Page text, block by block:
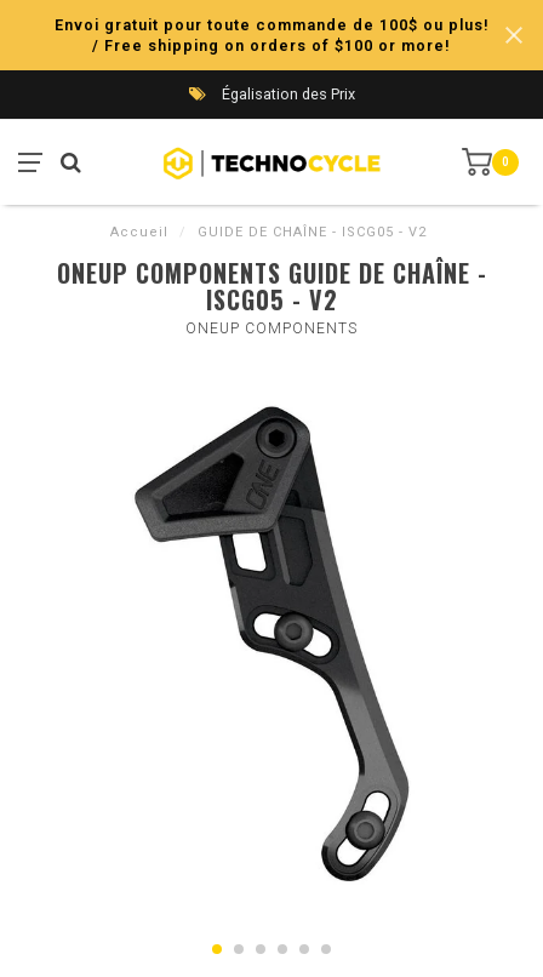
Envoi gratuit pour toute commande de 100$ ou plus!
/ Free shipping on orders of $100 or more!
Égalisation des Prix
0
Accueil / GUIDE DE CHAÎNE - ISCG05 - V2
ONEUP COMPONENTS GUIDE DE CHAÎNE -
ISCG05 - V2
ONEUP COMPONENTS